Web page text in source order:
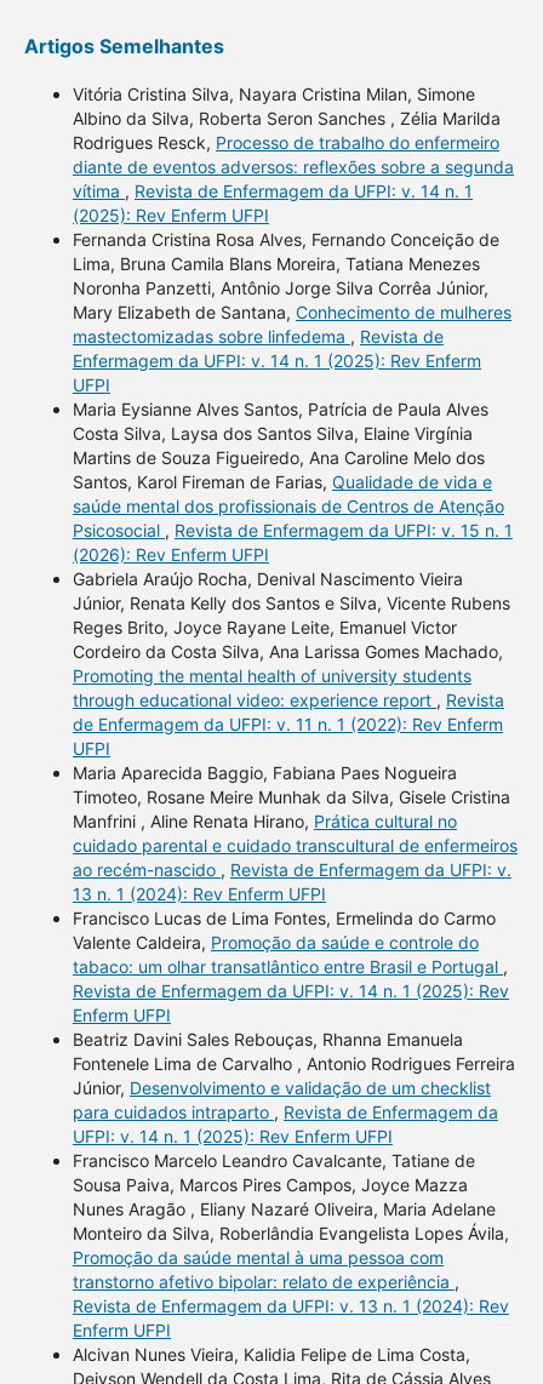
Artigos Semelhantes
Vitória Cristina Silva, Nayara Cristina Milan, Simone
Albino da Silva, Roberta Seron Sanches , Zélia Marilda
Rodrigues Resck, Processo de trabalho do enfermeiro
diante de eventos adversos: reflexões sobre a segunda
vítima , Revista de Enfermagem da UFPI: v. 14 n. 1
(2025): Rev Enferm UFPI
Fernanda Cristina Rosa Alves, Fernando Conceição de
Lima, Bruna Camila Blans Moreira, Tatiana Menezes
Noronha Panzetti, Antônio Jorge Silva Corrêa Júnior,
Mary Elizabeth de Santana, Conhecimento de mulheres
mastectomizadas sobre linfedema , Revista de
Enfermagem da UFPI: v. 14 n. 1 (2025): Rev Enferm
UFPI
Maria Eysianne Alves Santos, Patrícia de Paula Alves
Costa Silva, Laysa dos Santos Silva, Elaine Virgínia
Martins de Souza Figueiredo, Ana Caroline Melo dos
Santos, Karol Fireman de Farias, Qualidade de vida e
saúde mental dos profissionais de Centros de Atenção
Psicosocial , Revista de Enfermagem da UFPI: v. 15 n. 1
(2026): Rev Enferm UFPI
Gabriela Araújo Rocha, Denival Nascimento Vieira
Júnior, Renata Kelly dos Santos e Silva, Vicente Rubens
Reges Brito, Joyce Rayane Leite, Emanuel Victor
Cordeiro da Costa Silva, Ana Larissa Gomes Machado,
Promoting the mental health of university students
through educational video: experience report , Revista
de Enfermagem da UFPI: v. 11 n. 1 (2022): Rev Enferm
UFPI
Maria Aparecida Baggio, Fabiana Paes Nogueira
Timoteo, Rosane Meire Munhak da Silva, Gisele Cristina
Manfrini , Aline Renata Hirano, Prática cultural no
cuidado parental e cuidado transcultural de enfermeiros
ao recém-nascido , Revista de Enfermagem da UFPI: v.
13 n. 1 (2024): Rev Enferm UFPI
Francisco Lucas de Lima Fontes, Ermelinda do Carmo
Valente Caldeira, Promoção da saúde e controle do
tabaco: um olhar transatlântico entre Brasil e Portugal ,
Revista de Enfermagem da UFPI: v. 14 n. 1 (2025): Rev
Enferm UFPI
Beatriz Davini Sales Rebouças, Rhanna Emanuela
Fontenele Lima de Carvalho , Antonio Rodrigues Ferreira
Júnior, Desenvolvimento e validação de um checklist
para cuidados intraparto , Revista de Enfermagem da
UFPI: v. 14 n. 1 (2025): Rev Enferm UFPI
Francisco Marcelo Leandro Cavalcante, Tatiane de
Sousa Paiva, Marcos Pires Campos, Joyce Mazza
Nunes Aragão , Eliany Nazaré Oliveira, Maria Adelane
Monteiro da Silva, Roberlândia Evangelista Lopes Ávila,
Promoção da saúde mental à uma pessoa com
transtorno afetivo bipolar: relato de experiência ,
Revista de Enfermagem da UFPI: v. 13 n. 1 (2024): Rev
Enferm UFPI
Alcivan Nunes Vieira, Kalidia Felipe de Lima Costa,
Deivson Wendell da Costa Lima, Rita de Cássia Alves